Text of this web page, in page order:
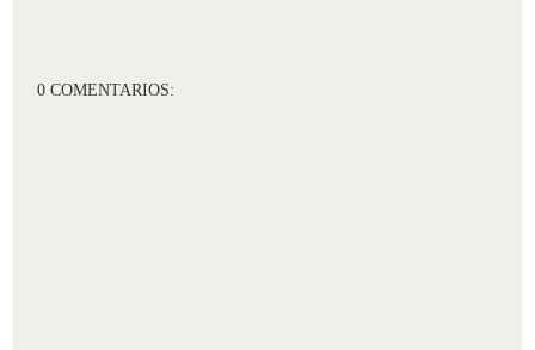
0 COMENTARIOS: